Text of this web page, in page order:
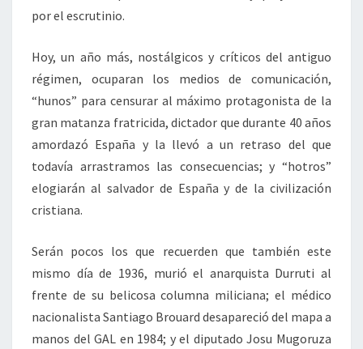
por el escrutinio.
Hoy, un año más, nostálgicos y críticos del antiguo
régimen, ocuparan los medios de comunicación,
“hunos” para censurar al máximo protagonista de la
gran matanza fratricida, dictador que durante 40 años
amordazó España y la llevó a un retraso del que
todavía arrastramos las consecuencias; y “hotros”
elogiarán al salvador de España y de la civilización
cristiana.
Serán pocos los que recuerden que también este
mismo día de 1936, murió el anarquista Durruti al
frente de su belicosa columna miliciana; el médico
nacionalista Santiago Brouard desapareció del mapa a
manos del GAL en 1984; y el diputado Josu Mugoruza